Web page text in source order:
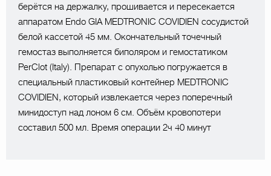
берётся на держалку, прошивается и пересекается
аппаратом Endo GIA MEDTRONIC COVIDIEN сосудистой
белой кассетой 45 мм. Окончательный точечный
гемостаз выполняется биполяром и гемостатиком
PerClot (Italy). Препарат с опухолью погружается в
специальный пластиковый контейнер MEDTRONIC
COVIDIEN, который извлекается через поперечный
минидоступ над лоном 6 см. Объём кровопотери
составил 500 мл. Время операции 2ч 40 минут